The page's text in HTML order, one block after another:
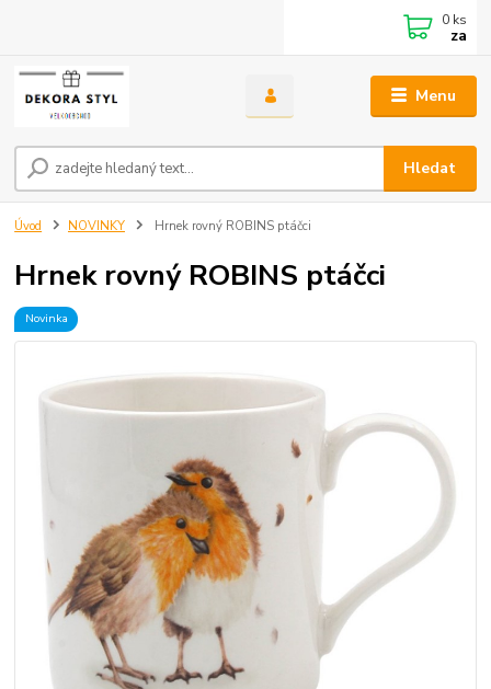
Menu
Hledat
0 ks
za
Úvod NOVINKY Hrnek rovný ROBINS ptáčci
Hrnek rovný ROBINS ptáčci
Novinka